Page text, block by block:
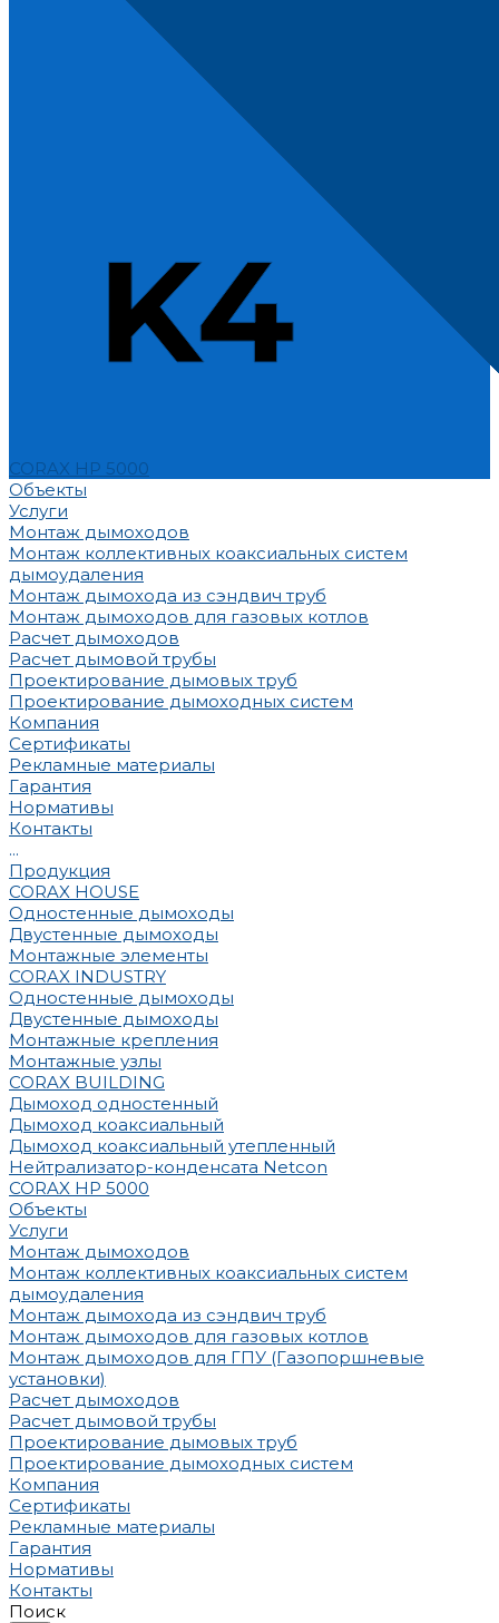
CORAX HP 5000
Объекты
Услуги
Монтаж дымоходов
Монтаж коллективных коаксиальных систем
дымоудаления
Монтаж дымохода из сэндвич труб
Монтаж дымоходов для газовых котлов
Расчет дымоходов
Расчет дымовой трубы
Проектирование дымовых труб
Проектирование дымоходных систем
Компания
Сертификаты
Рекламные материалы
Гарантия
Нормативы
Контакты
...
Продукция
CORAX HOUSE
Одностенные дымоходы
Двустенные дымоходы
Монтажные элементы
CORAX INDUSTRY
Одностенные дымоходы
Двустенные дымоходы
Монтажные крепления
Монтажные узлы
CORAX BUILDING
Дымоход одностенный
Дымоход коаксиальный
Дымоход коаксиальный утепленный
Нейтрализатор-конденсата Netcon
CORAX HP 5000
Объекты
Услуги
Монтаж дымоходов
Монтаж коллективных коаксиальных систем
дымоудаления
Монтаж дымохода из сэндвич труб
Монтаж дымоходов для газовых котлов
Монтаж дымоходов для ГПУ (Газопоршневые
установки)
Расчет дымоходов
Расчет дымовой трубы
Проектирование дымовых труб
Проектирование дымоходных систем
Компания
Сертификаты
Рекламные материалы
Гарантия
Нормативы
Контакты
Поиск